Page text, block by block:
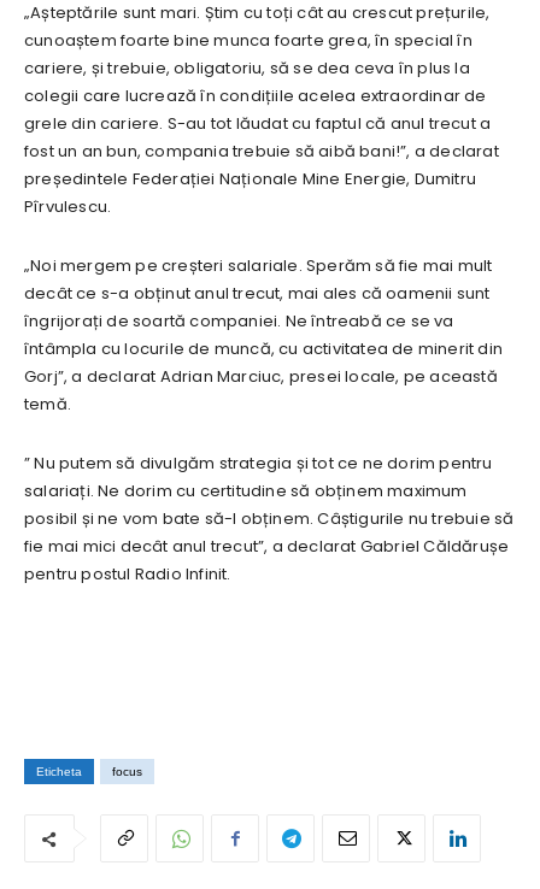
„Așteptările sunt mari. Știm cu toți cât au crescut prețurile,
cunoaștem foarte bine munca foarte grea, în special în
cariere, și trebuie, obligatoriu, să se dea ceva în plus la
colegii care lucrează în condițiile acelea extraordinar de
grele din cariere. S-au tot lăudat cu faptul că anul trecut a
fost un an bun, compania trebuie să aibă bani!”, a declarat
președintele Federației Naționale Mine Energie, Dumitru
Pîrvulescu.
„Noi mergem pe creșteri salariale. Sperăm să fie mai mult
decât ce s-a obținut anul trecut, mai ales că oamenii sunt
îngrijorați de soartă companiei. Ne întreabă ce se va
întâmpla cu locurile de muncă, cu activitatea de minerit din
Gorj”, a declarat Adrian Marciuc, presei locale, pe această
temă.
” Nu putem să divulgăm strategia și tot ce ne dorim pentru
salariați. Ne dorim cu certitudine să obținem maximum
posibil și ne vom bate să-l obținem. Câștigurile nu trebuie să
fie mai mici decât anul trecut”, a declarat Gabriel Căldărușe
pentru postul Radio Infinit.
Eticheta focus